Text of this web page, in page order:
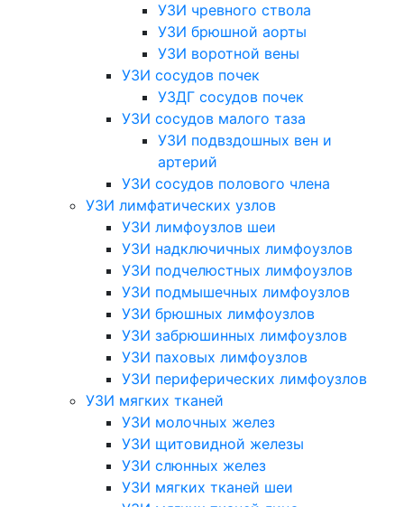
УЗИ чревного ствола
УЗИ брюшной аорты
УЗИ воротной вены
УЗИ сосудов почек
УЗДГ сосудов почек
УЗИ сосудов малого таза
УЗИ подвздошных вен и
артерий
УЗИ сосудов полового члена
УЗИ лимфатических узлов
УЗИ лимфоузлов шеи
УЗИ надключичных лимфоузлов
УЗИ подчелюстных лимфоузлов
УЗИ подмышечных лимфоузлов
УЗИ брюшных лимфоузлов
УЗИ забрюшинных лимфоузлов
УЗИ паховых лимфоузлов
УЗИ периферических лимфоузлов
УЗИ мягких тканей
УЗИ молочных желез
УЗИ щитовидной железы
УЗИ слюнных желез
УЗИ мягких тканей шеи